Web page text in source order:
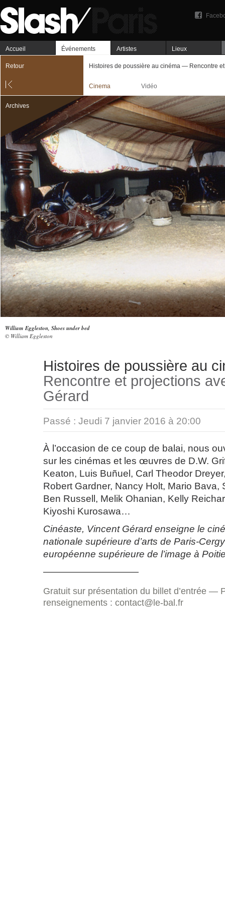
Accueil Événements Artistes Lieux
Retour Histoires de poussière au cinéma — Rencontre
Cinema Vidéo
Archives
William Eggleston, Shoes under bed
© William Eggleston
Histoires de poussière au
Rencontre et projections
Gérard
Passé : Jeudi 7 janvier 2016 à 20:00
À l’occasion de ce coup de balai, nous
sur les cinémas et les œuvres de D.W.
Keaton, Luis Buñuel, Carl Theodor
Robert Gardner, Nancy Holt, Mario Bava,
Ben Russell, Melik Ohanian, Kelly
Kiyoshi Kurosawa…
Cinéaste, Vincent Gérard enseigne le
nationale supérieure d’arts de Paris-
européenne supérieure de l’image à
——————————
Gratuit sur présentation du billet d’entrée —
renseignements : contact@le-bal.fr